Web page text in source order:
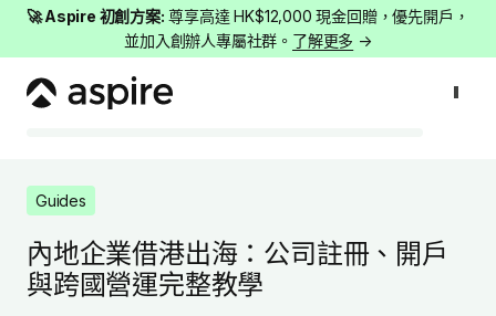
🚀 Aspire 初創方案: 尊享高達 HK$12,000 現金回贈，優先開戶，
並加入創辦人專屬社群。 了解更多 →
Guides 內地企業借港出海：公司註冊、開戶與跨國營運完整教學
Guides
內地企業借港出海：公司註冊、開戶
與跨國營運完整教學